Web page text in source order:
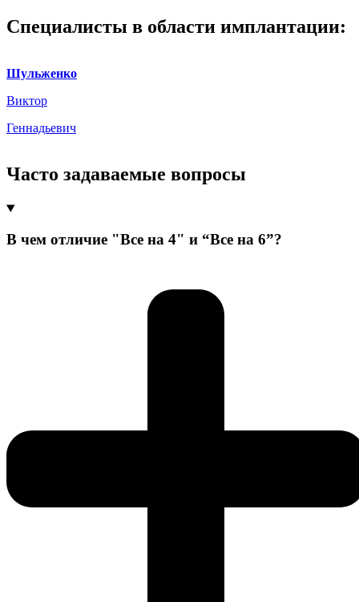
Специалисты в области имплантации:
Шульженко
Виктор
Геннадьевич
Часто задаваемые вопросы
В чем отличие "Все на 4" и “Все на 6”?